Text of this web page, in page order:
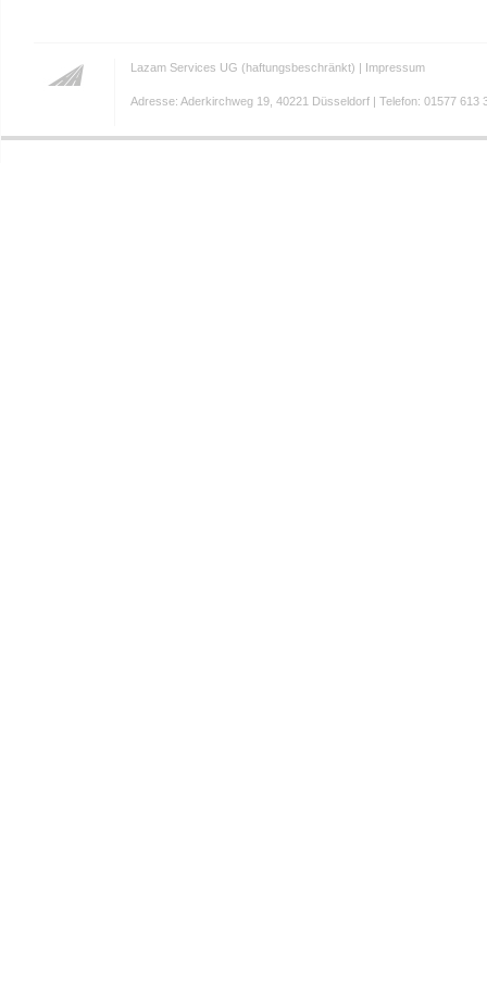
Lazam Services UG (haftungsbeschränkt) | Impressum
Adresse: Aderkirchweg 19, 40221 Düsseldorf | Telefon: 01577